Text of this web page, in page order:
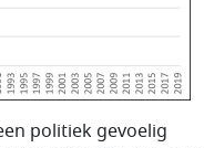
politiek gevoelig